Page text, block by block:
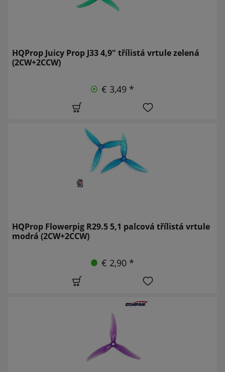
HQProp Juicy Prop J33 4,9" třílistá vrtule zelená
(2CW+2CCW)
€ 3,49 *
HQProp Flowerpig R29.5 5,1 palcová třílistá vrtule
modrá (2CW+2CCW)
€ 2,90 *